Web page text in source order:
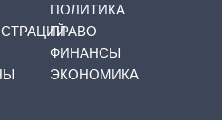
ПОЛИТИКА
ПРАВО
ФИНАНСЫ
ЭКОНОМИКА